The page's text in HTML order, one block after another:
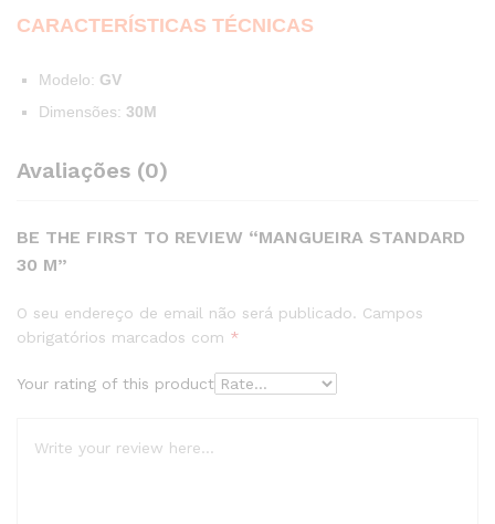
CARACTERÍSTICAS TÉCNICAS
Modelo: GV
Dimensões: 30M
Avaliações (0)
BE THE FIRST TO REVIEW “MANGUEIRA STANDARD
30 M”
O seu endereço de email não será publicado. Campos
obrigatórios marcados com *
Your rating of this product